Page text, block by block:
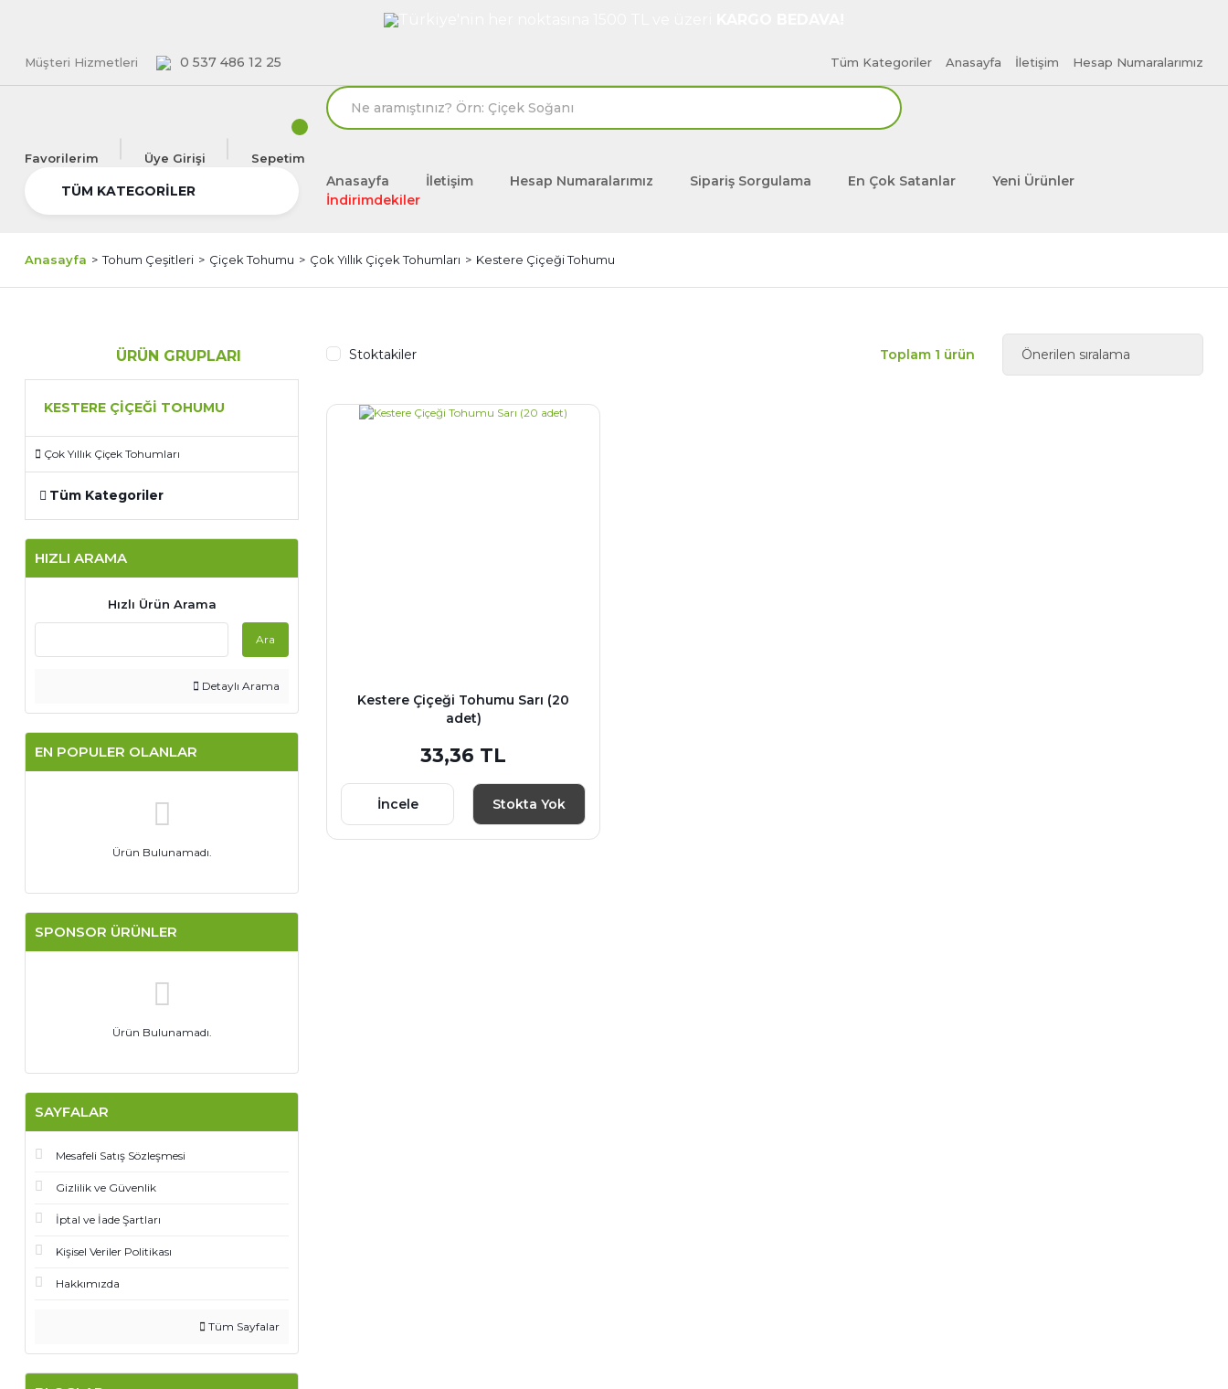
Müşteri Hizmetleri 0 537 486 12 25 Tüm Kategoriler Anasayfa İletişim Hesap Numaralarımız
Favorilerim Üye Girişi Sepetim
TÜM KATEGORİLER
Anasayfa İletişim Hesap Numaralarımız Sipariş Sorgulama En Çok Satanlar
Yeni Ürünler
İndirimdekiler
Anasayfa Tohum Çeşitleri Çiçek Tohumu Çok Yıllık Çiçek Tohumları Kestere Çiçeği Tohumu
ÜRÜN GRUPLARI
KESTERE ÇIÇEĞI TOHUMU
Çok Yıllık Çiçek Tohumları
Tüm Kategoriler
HIZLI ARAMA
Hızlı Ürün Arama
Ara
Detaylı Arama
EN POPULER OLANLAR
Ürün Bulunamadı.
SPONSOR ÜRÜNLER
Ürün Bulunamadı.
SAYFALAR
Mesafeli Satış Sözleşmesi
Gizlilik ve Güvenlik
İptal ve İade Şartları
Kişisel Veriler Politikası
Hakkımızda
Tüm Sayfalar
Stoktakiler Toplam 1 ürün
Kestere Çiçeği Tohumu Sarı (20
adet)
33,36 TL
İncele Stokta Yok